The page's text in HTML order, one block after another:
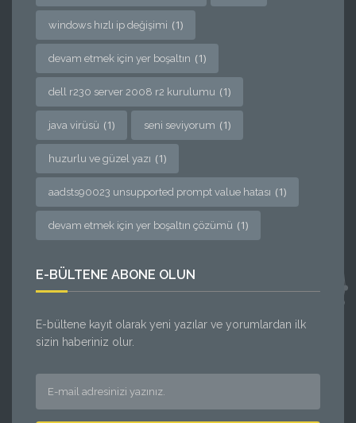
windows hızlı ip değişimi (1)
devam etmek için yer boşaltın (1)
dell r230 server 2008 r2 kurulumu (1)
java virüsü (1) seni seviyorum (1)
huzurlu ve güzel yazı (1)
aadsts90023 unsupported prompt value hatası (1)
devam etmek için yer boşaltın çözümü (1)
E-BÜLTENE ABONE OLUN
E-bültene kayıt olarak yeni yazılar ve yorumlardan ilk
sizin haberiniz olur.